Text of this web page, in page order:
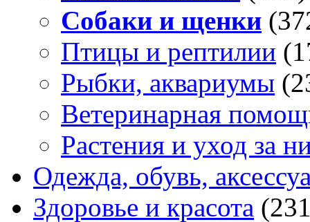
Собаки и щенки
Птицы и рептилии
Рыбки, аквариумы
Ветеринарная
Растения и уход за
Одежда, обувь,
Здоровье и красота